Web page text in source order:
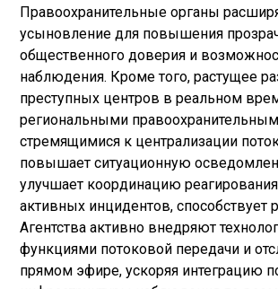
Правоохранительные органы
усыновление для повышения
общественного доверия и
наблюдения. Кроме того, растущее
преступных центров в реальном
региональными
стремящимися к централизации
повышает ситуационную
улучшает координацию
активных инцидентов, способствует
Агентства активно внедряют
функциями потоковой передачи и
прямом эфире, ускоряя интеграцию